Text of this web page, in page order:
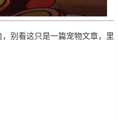
别看这只是一篇宠物文章，里